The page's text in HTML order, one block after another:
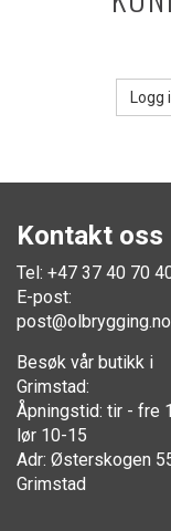
Kontakt oss
Tel: +47 37 40 70
E-post:
post@olbrygging.no
Besøk vår butikk i
Grimstad:
Åpningstid: tir - fre
lør 10-15
Adr: Østerskogen
Grimstad